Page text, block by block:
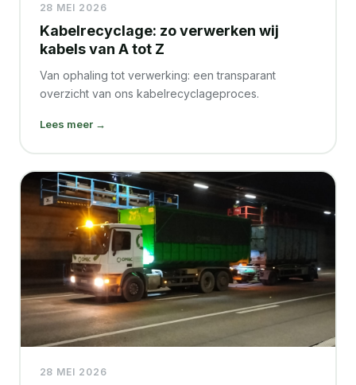
28 MEI 2026
Kabelrecyclage: zo verwerken wij
kabels van A tot Z
Van ophaling tot verwerking: een transparant
overzicht van ons kabelrecyclageproces.
Lees meer →
28 MEI 2026